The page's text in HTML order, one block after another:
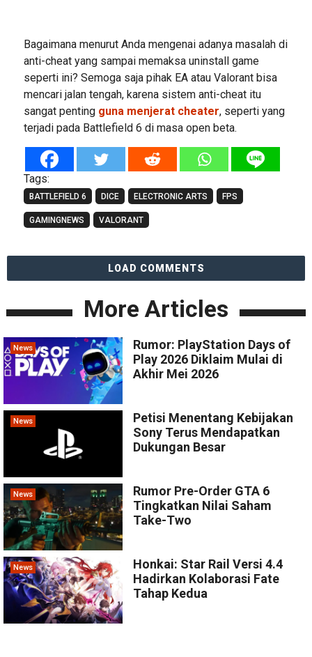
Bagaimana menurut Anda mengenai adanya masalah di
anti-cheat yang sampai memaksa uninstall game
seperti ini? Semoga saja pihak EA atau Valorant bisa
mencari jalan tengah, karena sistem anti-cheat itu
sangat penting guna menjerat cheater, seperti yang
terjadi pada Battlefield 6 di masa open beta.
Tags:
BATTLEFIELD 6 DICE ELECTRONIC ARTS FPS
GAMINGNEWS VALORANT
LOAD COMMENTS
More Articles
News
Rumor: PlayStation Days of
Play 2026 Diklaim Mulai di
Akhir Mei 2026
News
Petisi Menentang Kebijakan
Sony Terus Mendapatkan
Dukungan Besar
News
Rumor Pre-Order GTA 6
Tingkatkan Nilai Saham
Take-Two
News
Honkai: Star Rail Versi 4.4
Hadirkan Kolaborasi Fate
Tahap Kedua